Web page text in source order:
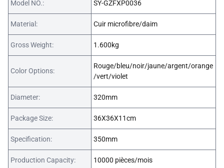
Model NO.: SY-GZFXP0036
Material: Cuir microfibre/daim
Gross Weight: 1.600kg
Color Options:
Rouge/bleu/noir/jaune/argent/orange
/vert/violet
Diameter: 320mm
Package Size: 36X36X11cm
Specification: 350mm
Production Capacity: 10000 pièces/mois